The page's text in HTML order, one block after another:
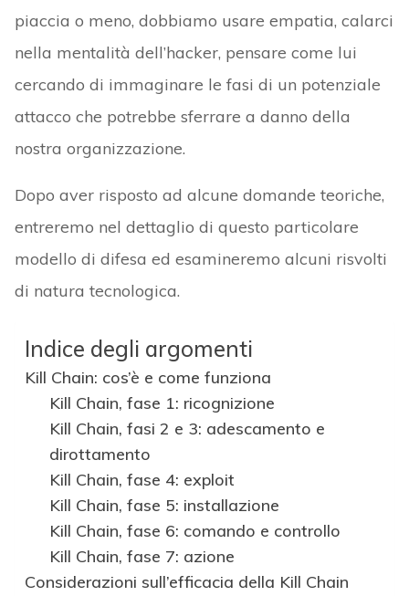
piaccia o meno, dobbiamo usare empatia, calarci
nella mentalità dell’hacker, pensare come lui
cercando di immaginare le fasi di un potenziale
attacco che potrebbe sferrare a danno della
nostra organizzazione.
Dopo aver risposto ad alcune domande teoriche,
entreremo nel dettaglio di questo particolare
modello di difesa ed esamineremo alcuni risvolti
di natura tecnologica.
Indice degli argomenti
Kill Chain: cos’è e come funziona
Kill Chain, fase 1: ricognizione
Kill Chain, fasi 2 e 3: adescamento e
dirottamento
Kill Chain, fase 4: exploit
Kill Chain, fase 5: installazione
Kill Chain, fase 6: comando e controllo
Kill Chain, fase 7: azione
Considerazioni sull’efficacia della Kill Chain